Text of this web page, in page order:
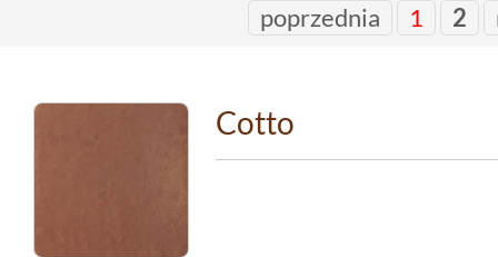
poprzednia 1 2
Cotto